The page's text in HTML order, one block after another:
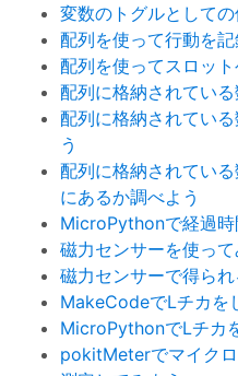
変数のトグルとして
配列を使って行動を記
配列を使ってスロッ
配列に格納されてい
配列に格納されてい
う
配列に格納されてい
にあるか調べよう
MicroPythonで経過時
磁力センサーを使って
磁力センサーで得ら
MakeCodeでLチカを
MicroPythonでLチカ
pokitMeterでマイク